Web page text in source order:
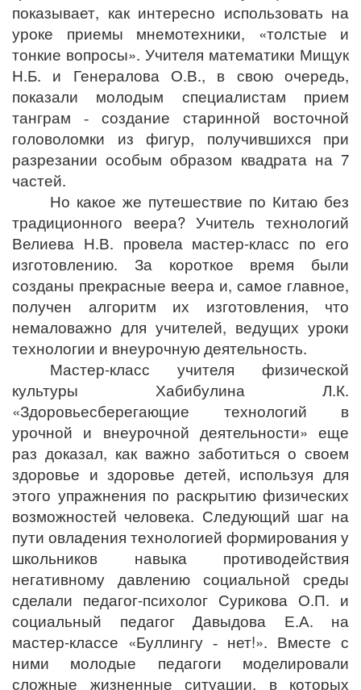
показывает, как интересно использовать на
уроке приемы мнемотехники, «толстые и
тонкие вопросы». Учителя математики Мищук
Н.Б. и Генералова О.В., в свою очередь,
показали молодым специалистам прием
танграм
- создание старинной восточной
головоломки из фигур, получившихся при
разрезании особым образом квадрата на 7
частей.
Но какое же путешествие по Китаю без
традиционного веера? Учитель технологий
Велиева Н.В. провела мастер-класс по его
изготовлению. За короткое время были
созданы прекрасные веера и, самое главное,
получен алгоритм их изготовления, что
немаловажно для учителей, ведущих уроки
технологии и внеурочную деятельность.
Мастер-класс учителя физической
культуры Хабибулина Л.К.
«Здоровьесберегающие технологий в
урочной и внеурочной деятельности» еще
раз доказал, как важно заботиться о своем
здоровье и здоровье детей, используя для
этого упражнения по раскрытию физических
возможностей человека. Следующий шаг на
пути овладения технологией формирования у
школьников навыка противодействия
негативному давлению социальной среды
сделали педагог-психолог Сурикова О.П. и
социальный педагог Давыдова Е.А. на
мастер-классе «Буллингу -
нет!». Вместе с
ними молодые педагоги моделировали
сложные жизненные ситуации, в которых